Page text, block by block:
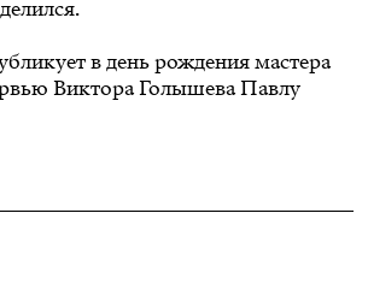
в день рождения мастера
Виктора Голышева Павлу